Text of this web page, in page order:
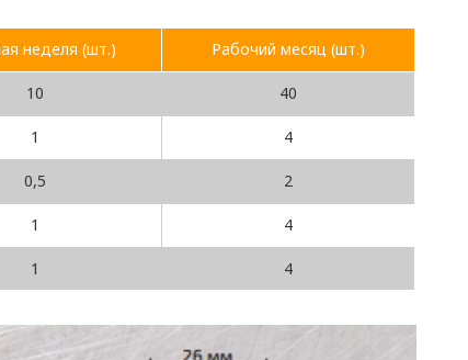
неделя (шт.) Рабочий месяц (шт.)
10 40
1 4
0,5 2
1 4
1 4